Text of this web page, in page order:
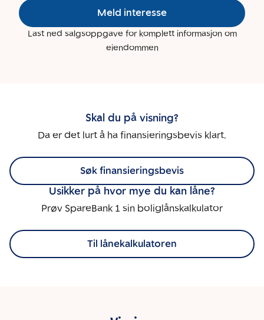
Meld interesse
Last ned salgsoppgave for komplett informasjon om
eiendommen
Skal du på visning?
Da er det lurt å ha finansieringsbevis klart.
Søk finansieringsbevis
Usikker på hvor mye du kan låne?
Prøv SpareBank 1 sin boliglånskalkulator
Til lånekalkulatoren